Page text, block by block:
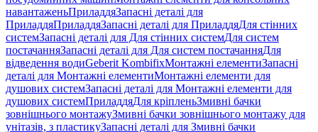
навантаженьПриладдяЗапасні деталі для
ПриладдяПриладдяЗапасні деталі для ПриладдяДля стінних
системЗапасні деталі для Для стінних системДля систем
постачанняЗапасні деталі для Для систем постачанняДля
відведення водиGeberit KombifixМонтажні елементиЗапасні
деталі для Монтажні елементиМонтажні елементи для
душових системЗапасні деталі для Монтажні елементи для
душових системПриладдяДля кріпленьЗмивні бачки
зовнішнього монтажуЗмивні бачки зовнішнього монтажу для
унітазів, з пластикуЗапасні деталі для Змивні бачки